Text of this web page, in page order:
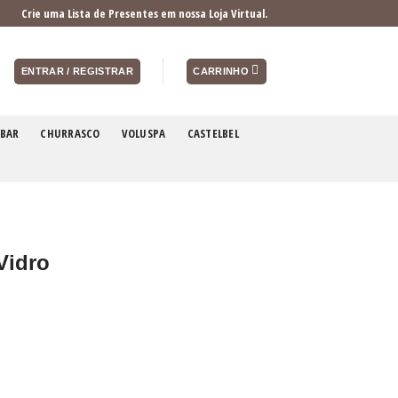
Crie uma Lista de Presentes em nossa Loja Virtual.
ENTRAR / REGISTRAR CARRINHO
BAR CHURRASCO VOLUSPA CASTELBEL